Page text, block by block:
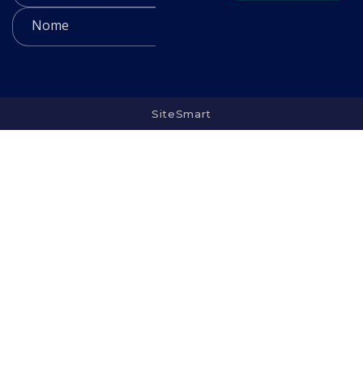
SiteSmart